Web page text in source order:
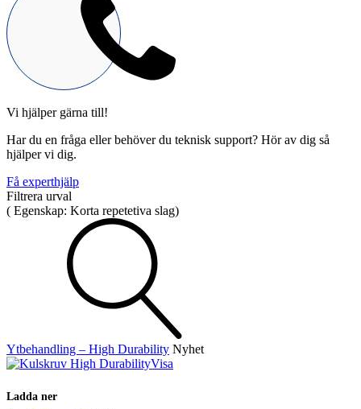
Positionsvisare / Mätklockor
Pulsgivare / Encoders
Servodrifter Roterande ställdon
Vi hjälper gärna till!
Har du en fråga eller behöver du teknisk support? Hör av dig så
hjälper vi dig.
Få experthjälp
Filtrera urval
( Egenskap: Korta repetetiva slag)
Ytbehandling – High Durability Nyhet
Visa
Ladda ner